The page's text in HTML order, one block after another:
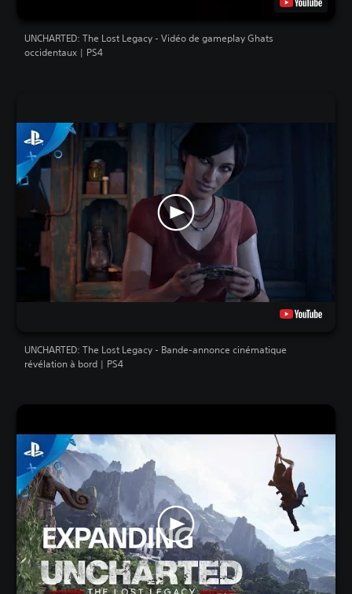
UNCHARTED: The Lost Legacy - Vidéo de gameplay Ghats
occidentaux | PS4
UNCHARTED: The Lost Legacy - Bande-annonce cinématique
révélation à bord | PS4